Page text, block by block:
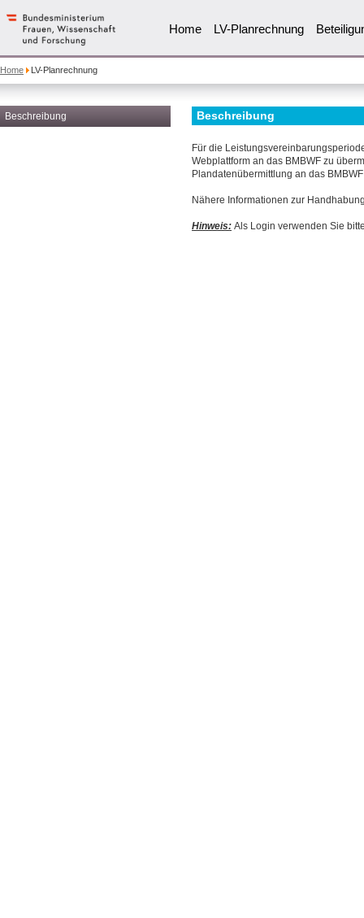
Home LV-Planrechnung
Home LV-Planrechnung
Beschreibung Beschreibung
Für die
Webplattform an das BMBWF zu
Plandatenübermittlung an das
Nähere Informationen zur
Hinweis: Als Login verwenden Sie